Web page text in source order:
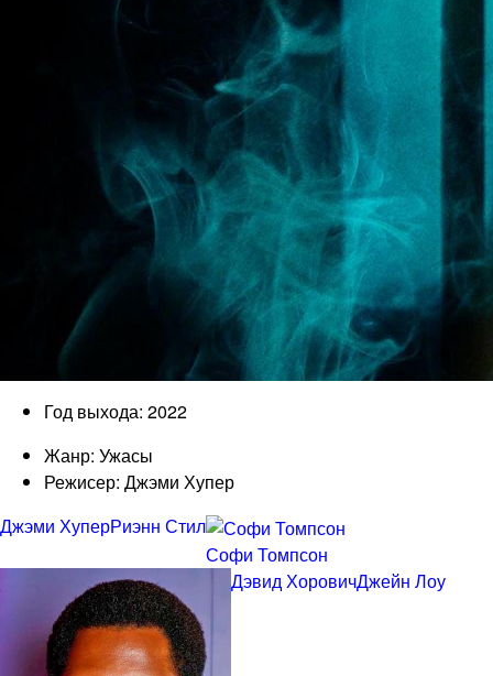
Год выхода: 2022
Жанр: Ужасы
Режисер: Джэми Хупер
Джэми ХуперРиэнн Стил
Софи Томпсон
Дэвид ХоровичДжейн Лоу